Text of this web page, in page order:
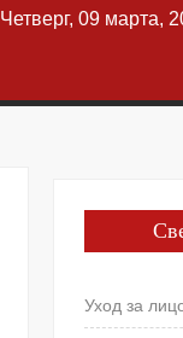
Четверг, 09 марта,
Уход за